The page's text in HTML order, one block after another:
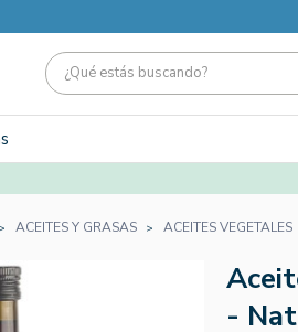
ACEITES Y GRASAS ACEITES VEGETALES
-